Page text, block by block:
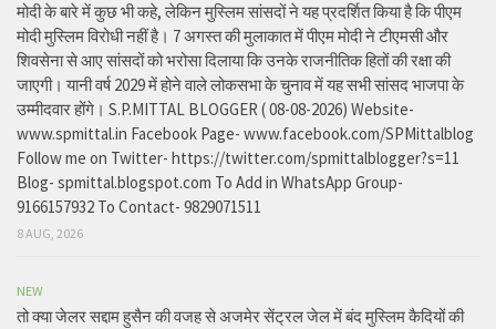
मोदी के बारे में कुछ भी कहे, लेकिन मुस्लिम सांसदों ने यह प्रदर्शित किया है कि पीएम
मोदी मुस्लिम विरोधी नहीं है। 7 अगस्त की मुलाकात में पीएम मोदी ने टीएमसी और
शिवसेना से आए सांसदों को भरोसा दिलाया कि उनके राजनीतिक हितों की रक्षा की
जाएगी। यानी वर्ष 2029 में होने वाले लोकसभा के चुनाव में यह सभी सांसद भाजपा के
उम्मीदवार होंगे। S.P.MITTAL BLOGGER ( 08-08-2026) Website-
www.spmittal.in Facebook Page- www.facebook.com/SPMittalblog
Follow me on Twitter- https://twitter.com/spmittalblogger?s=11
Blog- spmittal.blogspot.com To Add in WhatsApp Group-
9166157932 To Contact- 9829071511
8 AUG, 2026
NEW
तो क्या जेलर सद्दाम हुसैन की वजह से अजमेर सेंट्रल जेल में बंद मुस्लिम कैदियों की